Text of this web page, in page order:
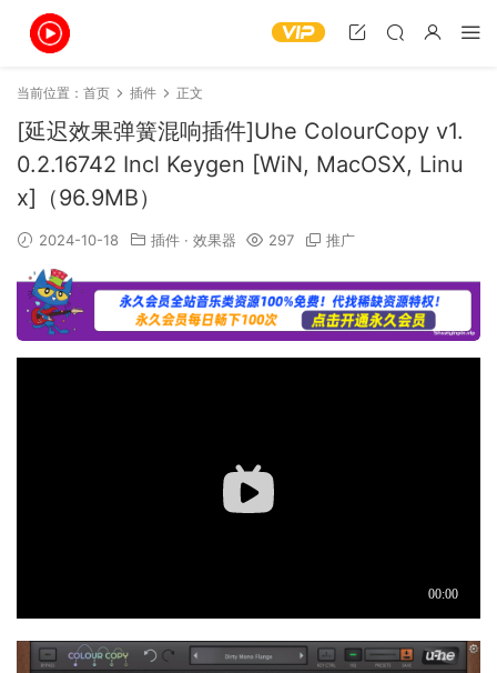
当前位置： 首页 插件 正文
[延迟效果弹簧混响插件]Uhe ColourCopy v1.
0.2.16742 Incl Keygen [WiN, MacOSX, Linu
x]（96.9MB）
2024-10-18 插件 · 效果器 297 推广